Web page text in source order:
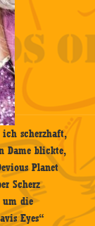
ich scherzhaft,
Dame blickte,
Planet
Scherz
um die
Eyes“